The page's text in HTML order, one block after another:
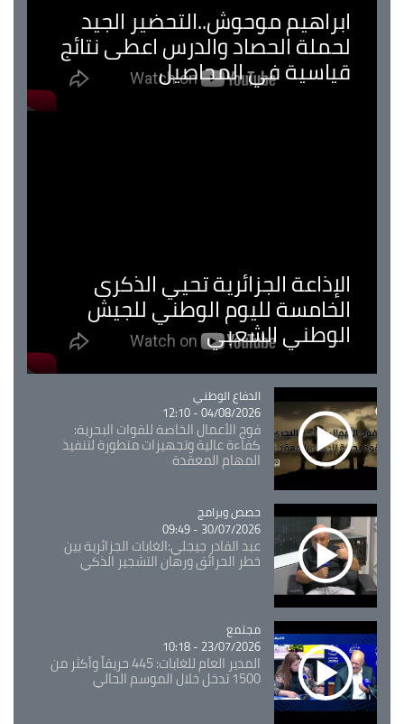
ابراهيم موحوش..التحضير الجيد
لحملة الحصاد والدرس اعطى نتائج
قياسية في المحاصيل
الإذاعة الجزائرية تحيي الذكرى
الخامسة لليوم الوطني للجيش
الوطني الشعبي
Catégorie
الدفاع الوطني
04/08/2026 - 12:10
فوج الأعمال الخاصة للقوات البحرية:
كفاءة عالية وتجهيزات متطورة لتنفيذ
المهام المعقدة
Catégorie
حصص وبرامج
30/07/2026 - 09:49
عبد القادر جيجلي:الغابات الجزائرية بين
خطر الحرائق ورهان التشجير الذكي
Catégorie
مجتمع
23/07/2026 - 10:18
المدير العام للغابات: 445 حريقاً وأكثر من
1500 تدخل خلال الموسم الحالي